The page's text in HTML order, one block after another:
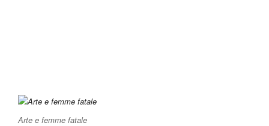
Arte e femme fatale